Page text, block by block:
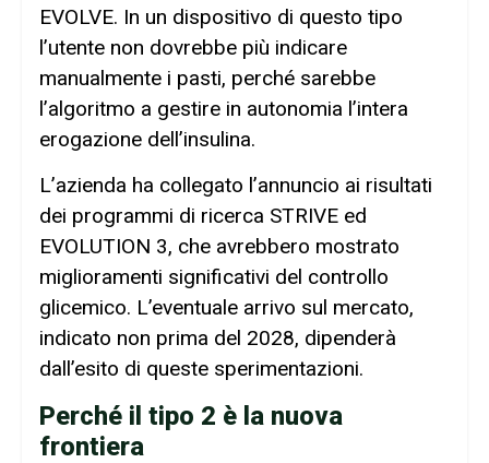
EVOLVE. In un dispositivo di questo tipo
l’utente non dovrebbe più indicare
manualmente i pasti, perché sarebbe
l’algoritmo a gestire in autonomia l’intera
erogazione dell’insulina.
L’azienda ha collegato l’annuncio ai risultati
dei programmi di ricerca STRIVE ed
EVOLUTION 3, che avrebbero mostrato
miglioramenti significativi del controllo
glicemico. L’eventuale arrivo sul mercato,
indicato non prima del 2028, dipenderà
dall’esito di queste sperimentazioni.
Perché il tipo 2 è la nuova
frontiera